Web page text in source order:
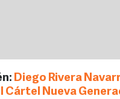
Diego Rivera
Cártel Nueva